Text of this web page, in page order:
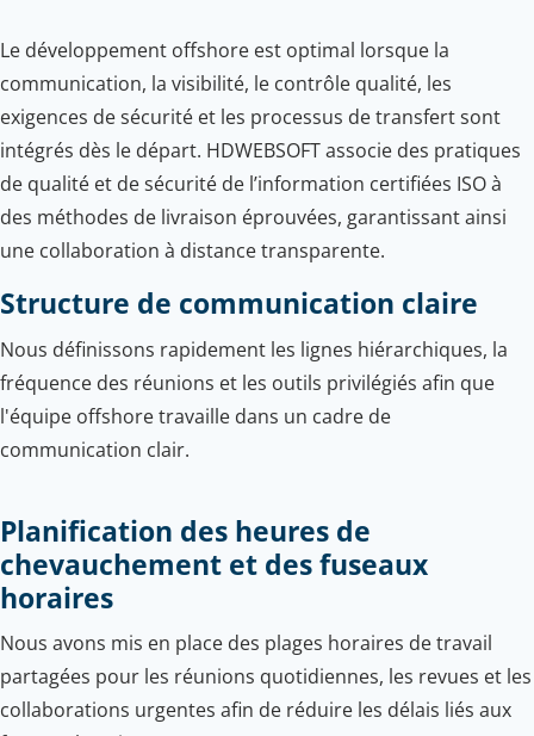
Le développement offshore est optimal lorsque la
communication, la visibilité, le contrôle qualité, les
exigences de sécurité et les processus de transfert sont
intégrés dès le départ. HDWEBSOFT associe des pratiques
de qualité et de sécurité de l’information certifiées ISO à
des méthodes de livraison éprouvées, garantissant ainsi
une collaboration à distance transparente.
Structure de communication claire
Nous définissons rapidement les lignes hiérarchiques, la
fréquence des réunions et les outils privilégiés afin que
l'équipe offshore travaille dans un cadre de
communication clair.
Planification des heures de
chevauchement et des fuseaux
horaires
Nous avons mis en place des plages horaires de travail
partagées pour les réunions quotidiennes, les revues et les
collaborations urgentes afin de réduire les délais liés aux